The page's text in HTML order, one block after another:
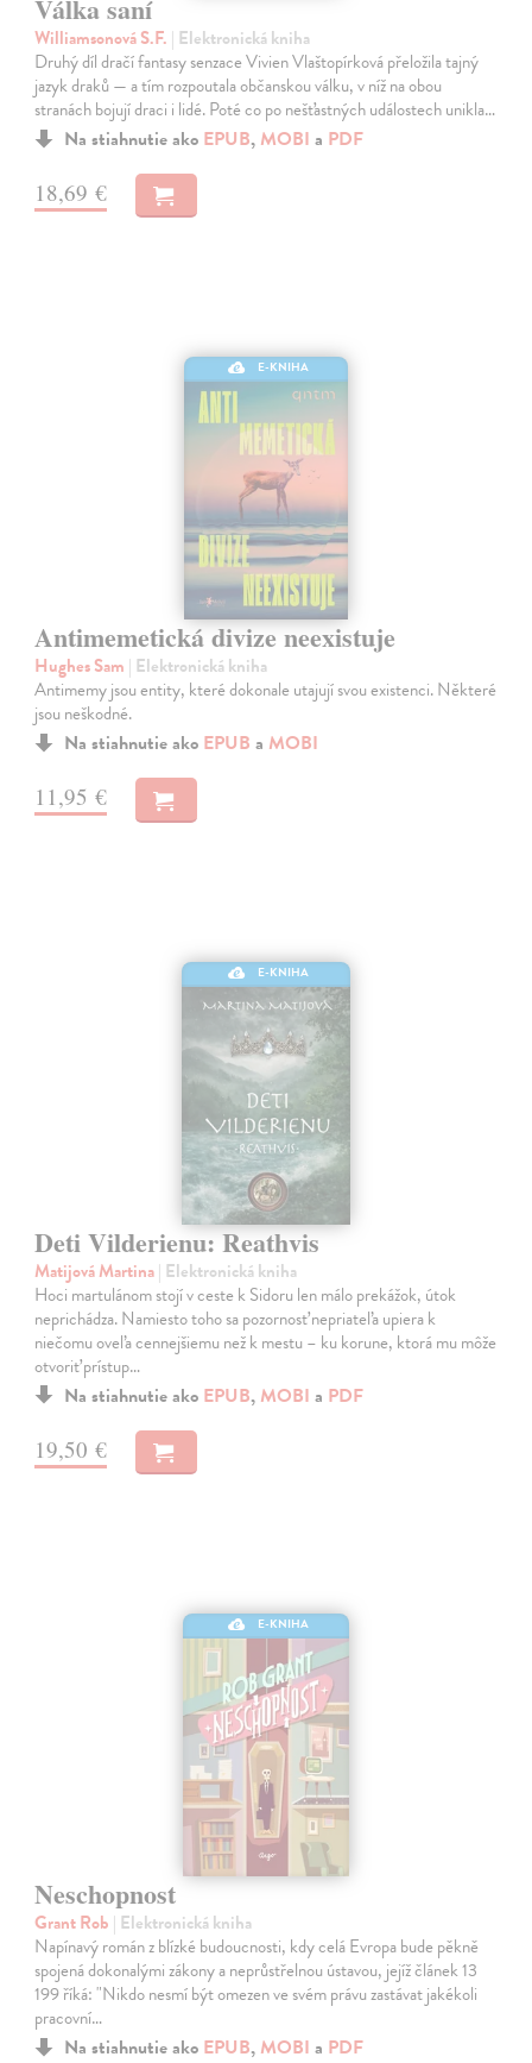
Válka saní
Williamsonová S.F. | Elektronická kniha
Druhý díl dračí fantasy senzace Vivien Vlaštopírková přeložila tajný
jazyk draků — a tím rozpoutala občanskou válku, v níž na obou
stranách bojují draci i lidé. Poté co po nešťastných událostech unikla…
Na stiahnutie ako EPUB, MOBI a PDF
18,69 €
E-KNIHA
Antimemetická divize neexistuje
Hughes Sam | Elektronická kniha
Antimemy jsou entity, které dokonale utajují svou existenci. Některé
jsou neškodné.
Na stiahnutie ako EPUB a MOBI
11,95 €
E-KNIHA
Deti Vilderienu: Reathvis
Matijová Martina| Elektronická kniha
Hoci martulánom stojí v ceste k Sidoru len málo prekážok, útok
neprichádza. Namiesto toho sa pozornosť nepriateľa upiera k
niečomu oveľa cennejšiemu než k mestu – ku korune, ktorá mu môže
otvoriť prístup…
Na stiahnutie ako EPUB, MOBI a PDF
19,50 €
E-KNIHA
Neschopnost
Grant Rob | Elektronická kniha
Napínavý román z blízké budoucnosti, kdy celá Evropa bude pěkně
spojená dokonalými zákony a neprůstřelnou ústavou, jejíž článek 13
199 říká: "Nikdo nesmí být omezen ve svém právu zastávat jakékoli
pracovní…
Na stiahnutie ako EPUB, MOBI a PDF